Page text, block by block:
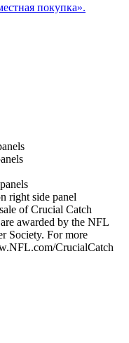
покупка».
right side panel
of Crucial Catch
awarded by the NFL
Society. For more
CrucialCatch